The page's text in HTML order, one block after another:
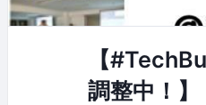
【
調整中！】